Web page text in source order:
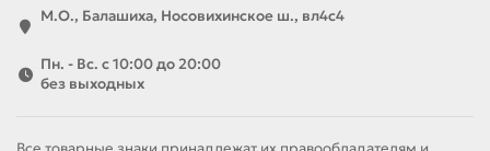
М.О., Балашиха, Носовихинское ш., вл4с4
Пн. - Вс. с 10:00 до 20:00
без выходных